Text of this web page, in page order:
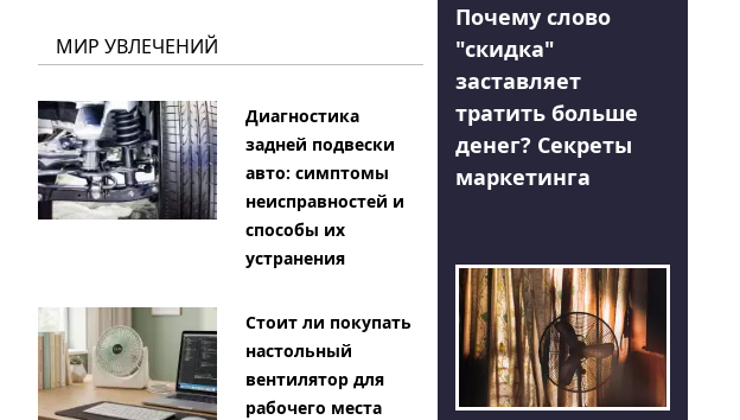
МИР УВЛЕЧЕНИЙ
Диагностика
задней подвески
авто: симптомы
неисправностей и
способы их
устранения
Стоит ли покупать
настольный
вентилятор для
рабочего места
Почему слово
"скидка"
заставляет
тратить больше
денег? Секреты
маркетинга